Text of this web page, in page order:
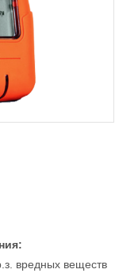
вредных веществ